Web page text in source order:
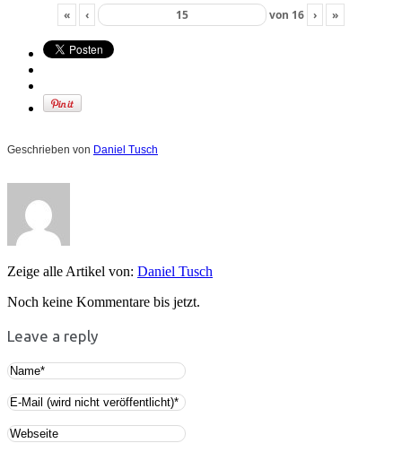
« ‹ von 16 › »
Geschrieben von Daniel Tusch
Zeige alle Artikel von: Daniel Tusch
Noch keine Kommentare bis jetzt.
Leave a reply